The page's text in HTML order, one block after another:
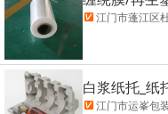
防蚊闸
江门市蓬江区
白浆纸托_纸
江门市运峯包